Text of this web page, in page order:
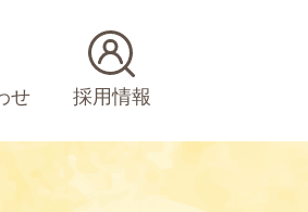
せ 採用情報